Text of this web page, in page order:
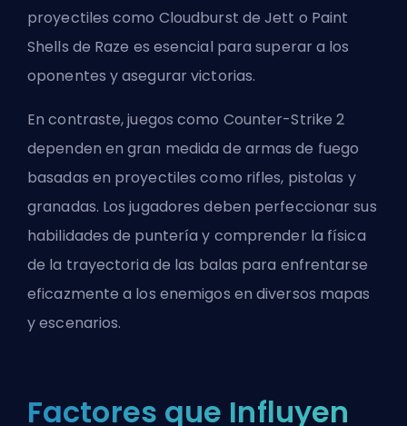
proyectiles como Cloudburst de Jett o Paint
Shells de Raze es esencial para superar a los
oponentes y asegurar victorias.
En contraste, juegos como Counter-Strike 2
dependen en gran medida de armas de fuego
basadas en proyectiles como rifles, pistolas y
granadas. Los jugadores deben perfeccionar sus
habilidades de puntería y comprender la física
de la trayectoria de las balas para enfrentarse
eficazmente a los enemigos en diversos mapas
y escenarios.
Factores que Influyen